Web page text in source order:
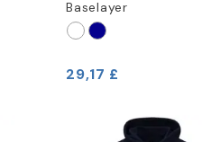
Baselayer
29,17 £